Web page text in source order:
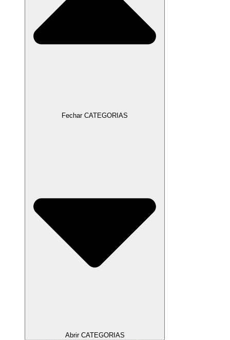
Fechar CATEGORIAS
Abrir CATEGORIAS